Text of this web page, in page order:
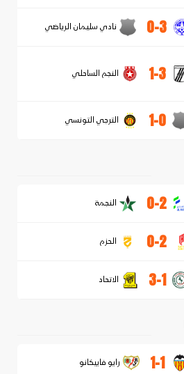
0-3 نادي سليمان الرياضي
1-3 النجم الساحلي
1-0 الترجي التونسي
0-2 النجمة
0-2 الحزم
3-1 الاتحاد
1-1 رايو فاييكانو